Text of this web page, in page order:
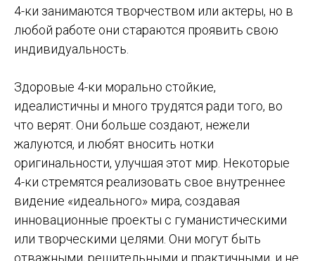
4-ки занимаются творчеством или актеры, но в
любой работе они стараются проявить свою
индивидуальность.
Здоровые 4-ки морально стойкие,
идеалистичны и много трудятся ради того, во
что верят. Они больше создают, нежели
жалуются, и любят вносить нотки
оригинальности, улучшая этот мир. Некоторые
4-ки стремятся реализовать свое внутреннее
видение «идеального» мира, создавая
инновационные проекты с гуманистическими
или творческими целями. Они могут быть
отважными, решительными и практичными, и не